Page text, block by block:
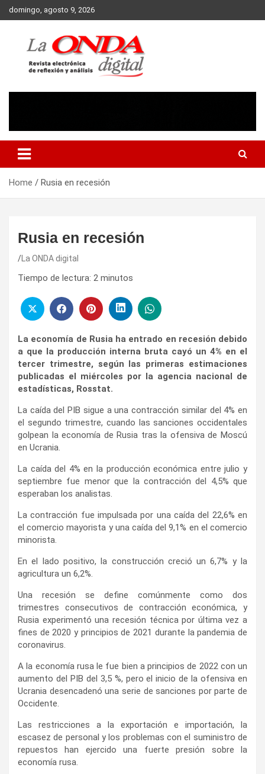
Skip
to
domingo, agosto 9, 2026
Home Rusia en recesión
Rusia en recesión
La ONDA digital
Tiempo de lectura: 2 minutos
La economía de Rusia ha entrado en recesión debido
a que la producción interna bruta cayó un 4% en el
tercer trimestre, según las primeras estimaciones
publicadas el miércoles por la agencia nacional de
estadísticas, Rosstat.
La caída del PIB sigue a una contracción similar del 4% en
el segundo trimestre, cuando las sanciones occidentales
golpean la economía de Rusia tras la ofensiva de Moscú
en Ucrania.
La caída del 4% en la producción económica entre julio y
septiembre fue menor que la contracción del 4,5% que
esperaban los analistas.
La contracción fue impulsada por una caída del 22,6% en
el comercio mayorista y una caída del 9,1% en el comercio
minorista.
En el lado positivo, la construcción creció un 6,7% y la
agricultura un 6,2%.
Una recesión se define comúnmente como dos
trimestres consecutivos de contracción económica, y
Rusia experimentó una recesión técnica por última vez a
fines de 2020 y principios de 2021 durante la pandemia de
coronavirus.
A la economía rusa le fue bien a principios de 2022 con un
aumento del PIB del 3,5 %, pero el inicio de la ofensiva en
Ucrania desencadenó una serie de sanciones por parte de
Occidente.
Las restricciones a la exportación e importación, la
escasez de personal y los problemas con el suministro de
repuestos han ejercido una fuerte presión sobre la
economía rusa.